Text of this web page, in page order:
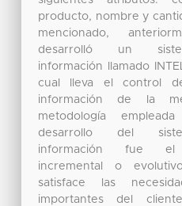
producto, nombre y
mencionado,
desarrolló un
información llamado
cual lleva el control
información de la
metodología
desarrollo del
información fue el
incremental o
satisface las
importantes del